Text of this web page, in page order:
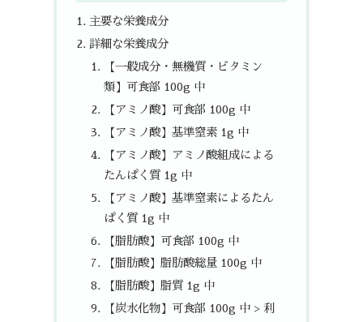
主要な栄養成分
詳細な栄養成分
【一般成分・無機質・ビタミン
類】可食部 100g 中
【アミノ酸】可食部 100g 中
【アミノ酸】基準窒素 1g 中
【アミノ酸】アミノ酸組成による
たんぱく質 1g 中
【アミノ酸】基準窒素によるたん
ぱく質 1g 中
【脂肪酸】可食部 100g 中
【脂肪酸】脂肪酸総量 100g 中
【脂肪酸】脂質 1g 中
【炭水化物】可食部 100g 中 > 利